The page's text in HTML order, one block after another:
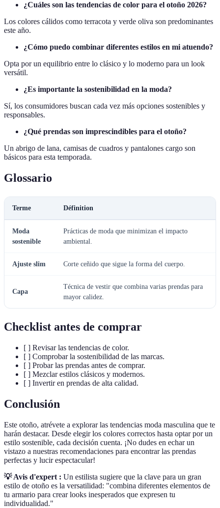
¿Cuáles son las tendencias de color para el otoño 2026?
Los colores cálidos como terracota y verde oliva son predominantes
este año.
¿Cómo puedo combinar diferentes estilos en mi atuendo?
Opta por un equilibrio entre lo clásico y lo moderno para un look
versátil.
¿Es importante la sostenibilidad en la moda?
Sí, los consumidores buscan cada vez más opciones sostenibles y
responsables.
¿Qué prendas son imprescindibles para el otoño?
Un abrigo de lana, camisas de cuadros y pantalones cargo son
básicos para esta temporada.
Glossario
Terme Définition
Moda
sostenible
Prácticas de moda que minimizan el impacto
ambiental.
Ajuste slim Corte ceñido que sigue la forma del cuerpo.
Capa
Técnica de vestir que combina varias prendas para
mayor calidez.
Checklist antes de comprar
[ ] Revisar las tendencias de color.
[ ] Comprobar la sostenibilidad de las marcas.
[ ] Probar las prendas antes de comprar.
[ ] Mezclar estilos clásicos y modernos.
[ ] Invertir en prendas de alta calidad.
Conclusión
Este otoño, atrévete a explorar las tendencias moda masculina que te
harán destacar. Desde elegir los colores correctos hasta optar por un
estilo sostenible, cada decisión cuenta. ¡No dudes en echar un
vistazo a nuestras recomendaciones para encontrar las prendas
perfectas y lucir espectacular!
💡 Avis d'expert : Un estilista sugiere que la clave para un gran
estilo de otoño es la versatilidad: "combina diferentes elementos de
tu armario para crear looks inesperados que expresen tu
individualidad."